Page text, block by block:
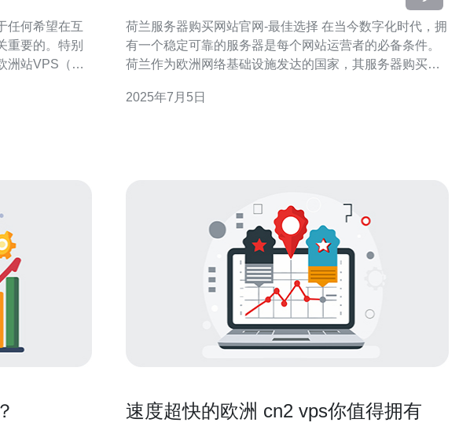
任何希望在互
重要的。特别
洲站VPS（虚
用建议。 首
荷兰服务器购买网站官网-最佳选择 在当今数字化时代，拥
有一个稳定可靠的服务器是每个网站运营者的必备条件。
荷兰作为欧洲网络基础设施发达的国家，其服务器购买网
优势，其数据中心设施先进，网络连接速度快，能够为用
2025年7月5日
速度超快的欧洲 cn2 vps你值得拥有